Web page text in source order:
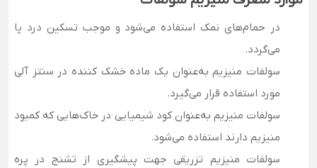
در حمام‌های نمک استفاده می‌شود و موجب تسکین درد پا
می‌گردد.
سولفات منیزیم به‌عنوان یک ماده خشک کننده در سنتز آلی
مورد استفاده قرار می‌گیرد.
سولفات منیزیم به‌عنوان کود شیمیایی در خاک‌هایی که کمبود
منیزیم دارند استفاده می‌شود.
سولفات منیزیم تزریقی جهت پیشگیری از تشنج در پره